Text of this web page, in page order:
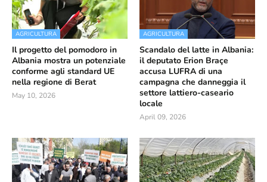
AGRICULTURA
Il progetto del pomodoro in
Albania mostra un potenziale
conforme agli standard UE
nella regione di Berat
May 10, 2026
AGRICULTURA
Scandalo del latte in Albania:
il deputato Erion Braçe
accusa LUFRA di una
campagna che danneggia il
settore lattiero-caseario
locale
April 09, 2026